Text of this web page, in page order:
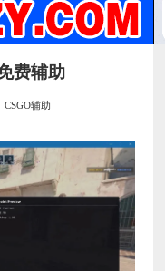
费辅助
CSGO辅助